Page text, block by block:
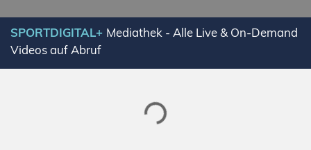
SPORTDIGITAL+ Mediathek - Alle Live & On-Demand
Videos auf Abruf
Lade SPORTDIGITAL+ Mediathek